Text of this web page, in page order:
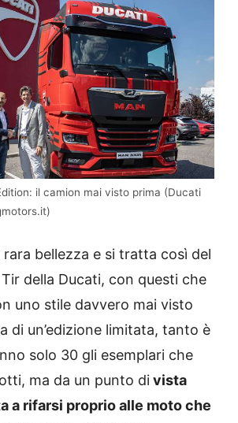
il camion mai visto prima (Ducati
bellezza e si tratta così del
della Ducati, con questi che
uno stile davvero mai visto
di un’edizione limitata, tanto è
solo 30 gli esemplari che
ma da un punto divista
a rifarsi proprio alle moto che